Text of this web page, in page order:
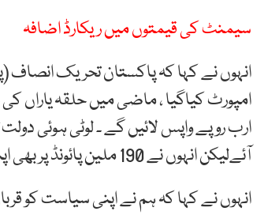
سیمنٹ کی قیمتوں میں ریکارڈ اضافہ
انہوں نے کہا کہ پاکستان تحریک
آئےلیکن انہوں نے 190 ملین پائونڈ پر بھی اپنے ہاتھ صاف کیے ۔
انہوں نے کہا کہ ہم نے اپنی سیاست کو